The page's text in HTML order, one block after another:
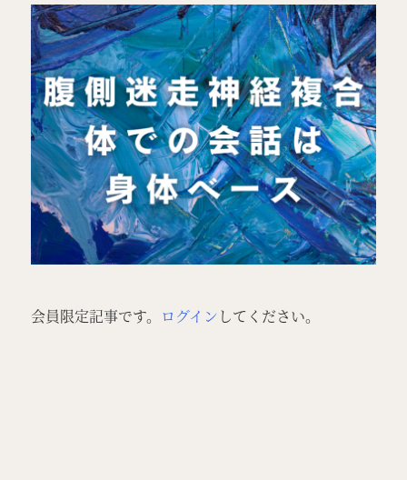
LOGIN / 会員登録
特定商取引法表示
会員限定記事です。 ログインしてください。